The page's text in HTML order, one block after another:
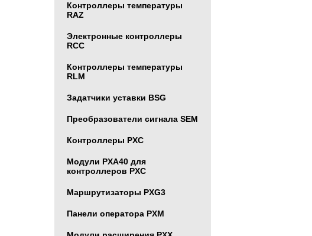
Контроллеры температуры
RAZ
Электронные контроллеры
RCC
Контроллеры температуры
RLM
Задатчики уставки BSG
Преобразователи сигнала SEM
Контроллеры PXC
Модули PXA40 для
контроллеров PXC
Маршрутизаторы PXG3
Панели оператора PXM